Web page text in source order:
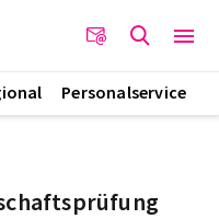
Personalservice